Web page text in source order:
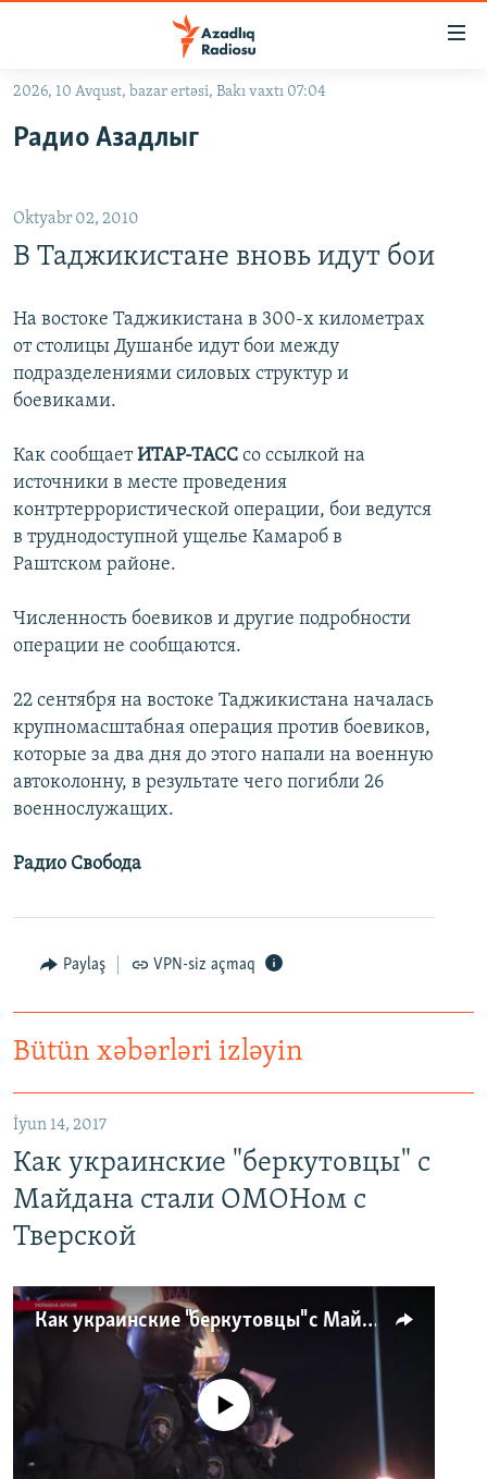
Əsas
qayıt
qayıt
Axtarışa
#İZAHLA
#ƏSLINDƏ
FƏRQƏ BAX
QANUNI DOĞRU
ARAŞDIRMA
MULTIMEDIA
FOTOQALEREYA
İNFOQRAFIKA
KARIKATURA
AZƏRBAYCAN ƏDƏBIYYATI KITABXANASI
İSLAM VƏ DEMOKRATIYA
HAQQIMIZDA
MISSIYAMIZ
PEŞƏ ETIKASI VƏ JURNALISTIKA STANDARTLARIMIZ
AZADLIQRADIOSU MOBIL TELEFONUNUZDA
XƏBƏR BÜLLETENLƏRIMIZ
RFE/RL-in bütün saytları
2026, 10 Avqust, bazar ertəsi, Bakı vaxtı 07:04
Радио Азадлыг
Oktyabr 02, 2010
В Таджикистане вновь идут бои
На востоке Таджикистана в 300-х километрах
от столицы Душанбе идут бои между
подразделениями силовых структур и
боевиками.
Как сообщаетИТАР-ТАСС со ссылкой на
источники в месте проведения
контртеррористической операции, бои ведутся
в труднодоступной ущелье Камароб в
Раштском районе.
Численность боевиков и другие подробности
операции не сообщаются.
22 сентября на востоке Таджикистана началась
крупномасштабная операция против боевиков,
которые за два дня до этого напали на военную
автоколонну, в результате чего погибли 26
военнослужащих.
Радио Свобода
Paylaş VPN-siz açmaq
Bütün xəbərləri izləyin
İyun 14, 2017
Как украинские "беркутовцы" с
Майдана стали ОМОНом с
Тверской
Как украинские "беркутовцы" с Майдана стали ОМОНом с Тверской
No media source currently available